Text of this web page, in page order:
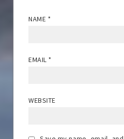
NAME *
EMAIL *
WEBSITE